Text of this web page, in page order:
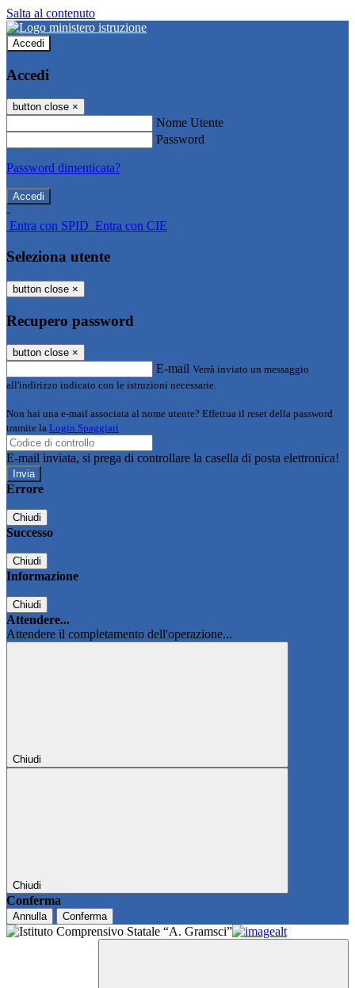
Salta al contenuto
Accedi
Accedi
button close ×
Nome Utente
Password
Password dimenticata?
-
Entra con SPID Entra con CIE
Seleziona utente
button close ×
Recupero password
button close ×
E-mail Verrà inviato un messaggio
all'indirizzo indicato con le istruzioni necessarie.
Non hai una e-mail associata al nome utente? Effettua il reset della password
tramite la Login Spaggiari
E-mail inviata, si prega di controllare la casella di posta elettronica!
Errore
Chiudi
Successo
Chiudi
Informazione
Chiudi
Attendere...
Attendere il completamento dell'operazione...
Chiudi
Chiudi
Conferma
Annulla Conferma